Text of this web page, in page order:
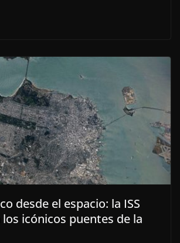
desde el espacio: la ISS
icónicos puentes de la